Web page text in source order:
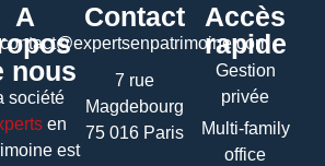
A
nous
société
en
est
Contact
contact@expertsenpatrimoine.com
7 rue
Magdebourg
75 016 Paris
Accès
rapide
Gestion
privée
Multi-family
office